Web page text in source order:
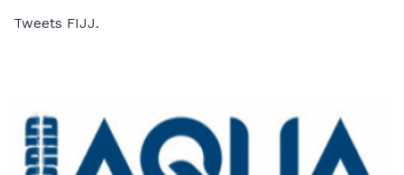
Tweets FIJJ.